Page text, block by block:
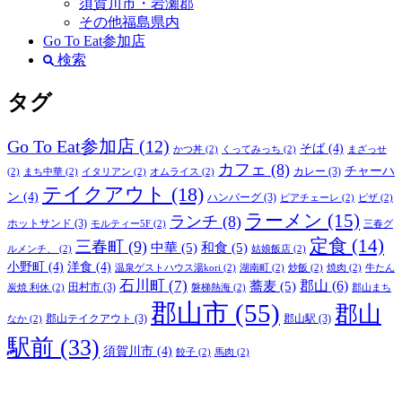
その他福島県内
Go To Eat参加店
検索
タグ
Go To Eat参加店 (12) かつ丼 (2) くってみっち (2) そば(4) まざっせ
(2) まち中華 (2) イタリアン (2) オムライス (2) カフェ (8) カレー (3) チャーハ
ン (4) テイクアウト (18) ハンバーグ (3) ピアチェーレ (2) ピザ (2)
ホットサンド (3) モルティー5F (2) ランチ (8) ラーメン (15) 三春グ
ルメンチ、 (2) 三春町 (9) 中華 (5) 和食 (5) 姑娘飯店 (2) 定食 (14)
小野町 (4) 洋食 (4) 温泉ゲストハウス湯kori (2) 湖南町 (2) 炒飯 (2) 焼肉 (2) 牛たん
炭焼 利休 (2) 田村市 (3) 石川町 (7) 磐梯熱海 (2) 蕎麦 (5) 郡山 (6) 郡山まち
なか (2) 郡山テイクアウト (3) 郡山市 (55) 郡山駅 (3) 郡山
駅前 (33) 須賀川市 (4) 餃子 (2) 馬肉 (2)